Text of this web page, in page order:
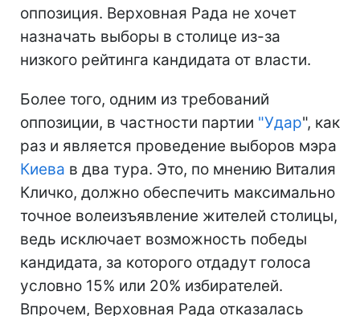
оппозиция. Верховная Рада не хочет
назначать выборы в столице из-за
низкого рейтинга кандидата от власти.
Более того, одним из требований
оппозиции, в частности партии "Удар", как
раз и является проведение выборов мэра
Киева в два тура. Это, по мнению Виталия
Кличко, должно обеспечить максимально
точное волеизъявление жителей столицы,
ведь исключает возможность победы
кандидата, за которого отдадут голоса
условно 15% или 20% избирателей.
Впрочем, Верховная Рада отказалась